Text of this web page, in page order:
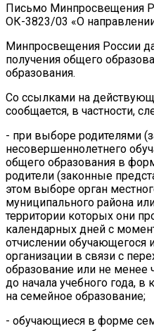
Письмо Минпросвещения
ОК-3823/03 «О
Минпросвещения России
получения общего
образования.
Со ссылками на
сообщается, в частности,
- при выборе родителями
несовершеннолетнего
общего образования в
родители (законные
этом выборе орган
муниципального района
территории которых они
календарных дней с
отчислении обучающегося
организации в связи с
образование или не менее
до начала учебного года, в
на семейное образование;
- обучающиеся в форме